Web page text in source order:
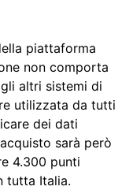
piattaforma
non comporta
altri sistemi di
utilizzata da tutti
dei dati
sarà però
4.300 punti
tutta Italia.